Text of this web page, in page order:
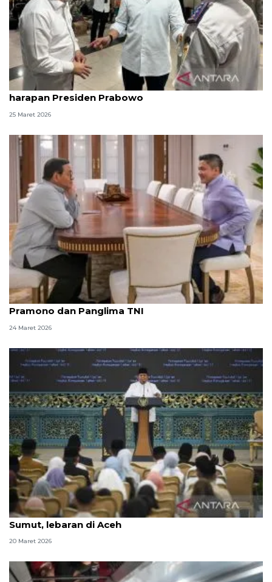
Seskab Teddy sebut angkutan Lebaran sesuai
harapan Presiden Prabowo
25 Maret 2026
Idul Fitri, Seskab Teddy silaturahmi dengan
Pramono dan Panglima TNI
24 Maret 2026
Seskab: Presiden Prabowo malam takbiran di
Sumut, lebaran di Aceh
20 Maret 2026